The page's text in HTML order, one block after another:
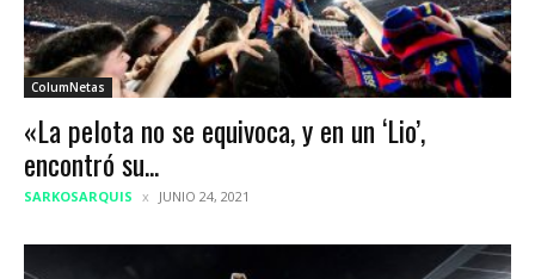
ColumNetas
«La pelota no se equivoca, y en un ‘Lio’,
encontró su...
SARKOSARQUIS JUNIO 24, 2021